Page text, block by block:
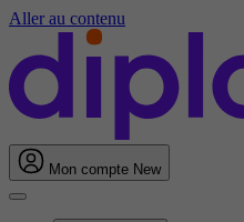
Aller au contenu
Mon compte New